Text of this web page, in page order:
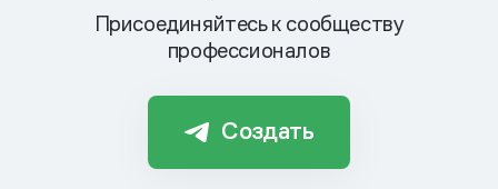
Присоединяйтесь к сообществу
профессионалов
Создать